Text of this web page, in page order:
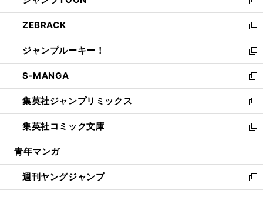
開
く
ウ
で
開
く
ン
ド
ウ
で
開
く
ウ
ィ
ン
ド
ウ
で
開
く
新
し
い
ウ
ィ
ン
ド
ウ
で
開
く
ZEBRACK
新
し
い
ウ
ィ
ン
ド
ウ
で
開
ジャンプルーキー！
新
し
い
ウ
ィ
ン
ド
ウ
開
く
S-MANGA
新
し
い
ウ
ィ
ン
ウ
で
開
集英社ジャンプリミックス
新
し
い
ウ
ン
ド
ウ
集英社コミック文庫
新
し
ウ
ィ
ン
青年マンガ
週刊ヤングジャンプ
新
し